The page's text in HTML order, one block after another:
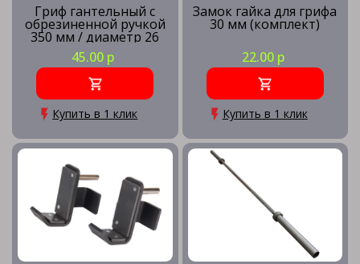
Гриф гантельный с
обрезиненной ручкой
350 мм / диаметр 26
мм
45.00 р
Купить в 1 клик
Замок гайка для грифа
30 мм (комплект)
22.00 р
Купить в 1 клик